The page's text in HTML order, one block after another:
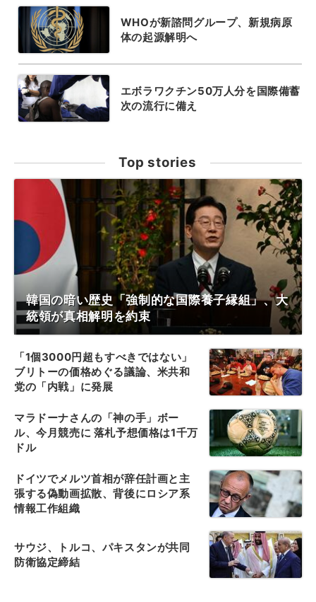
WHOが新諮問グループ、新規病原
体の起源解明へ
エボラワクチン50万人分を国際備蓄
次の流行に備え
Top stories
韓国の暗い歴史「強制的な国際養子縁組」、大
統領が真相解明を約束
「1個3000円超もすべきではない」
ブリトーの価格めぐる議論、米共和
党の「内戦」に発展
マラドーナさんの「神の手」ボー
ル、今月競売に 落札予想価格は1千万
ドル
ドイツでメルツ首相が辞任計画と主
張する偽動画拡散、背後にロシア系
情報工作組織
サウジ、トルコ、パキスタンが共同
防衛協定締結